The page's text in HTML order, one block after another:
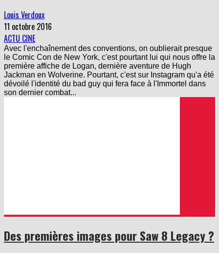
Louis Verdoux
11 octobre 2016
ACTU CINE
Avec l'enchaînement des conventions, on oublierait presque
le Comic Con de New York, c'est pourtant lui qui nous offre la
première affiche de Logan, dernière aventure de Hugh
Jackman en Wolverine. Pourtant, c'est sur Instagram qu'a été
dévoilé l'identité du bad guy qui fera face à l'Immortel dans
son dernier combat...
Des premières images pour Saw 8 Legacy ?